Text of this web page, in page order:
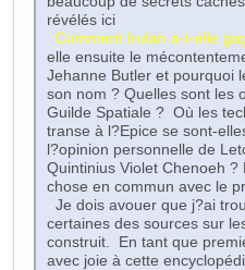
révélés ici
Comment Irulan a-t-elle
elle ensuite le
Jehanne Butler et pourquoi
son nom ? Quelles sont les
Guilde Spatiale ? Où les
transe à l?Epice se sont-
l?opinion personnelle de
Quintinius Violet Chenoeh
chose en commun avec le
Je dois avouer que j?ai
certaines des sources sur
construit. En tant que
avec joie à cette